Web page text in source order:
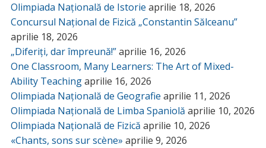
Olimpiada Națională de Istorie aprilie 18, 2026
Concursul Național de Fizică „Constantin Sălceanu”
aprilie 18, 2026
„Diferiți, dar împreună!”aprilie 16, 2026
One Classroom, Many Learners: The Art of Mixed-
Ability Teachingaprilie 16, 2026
Olimpiada Națională de Geografie aprilie 11, 2026
Olimpiada Națională de Limba Spaniolă aprilie 10, 2026
Olimpiada Națională de Fizică aprilie 10, 2026
«Chants, sons sur scène» aprilie 9, 2026